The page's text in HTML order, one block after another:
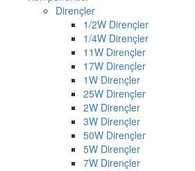
Dirençler
1/2W Dirençler
1/4W Dirençler
11W Dirençler
17W Dirençler
1W Dirençler
25W Dirençler
2W Dirençler
3W Dirençler
50W Dirençler
5W Dirençler
7W Dirençler